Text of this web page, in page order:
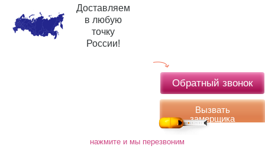
Доставляем
в любую
точку
России!
Обратный звонок
Вызвать
замерщика
нажмите и мы перезвоним